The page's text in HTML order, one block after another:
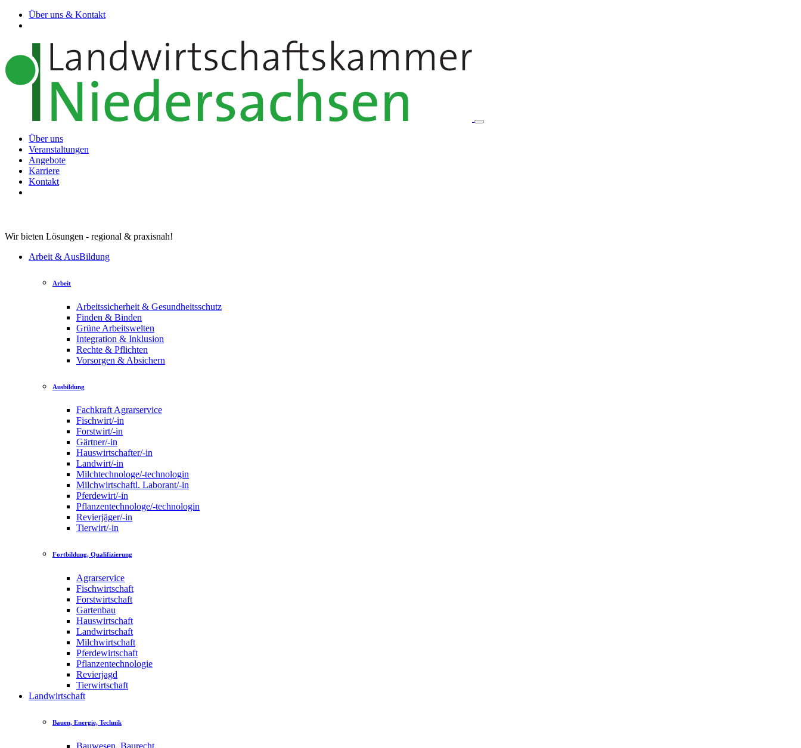
Über uns & Kontakt
Über uns
Veranstaltungen
Angebote
Karriere
Kontakt
Wir bieten Lösungen - regional & praxisnah!
Arbeit & AusBildung
Arbeit
Arbeitssicherheit & Gesundheitsschutz
Finden & Binden
Grüne Arbeitswelten
Integration & Inklusion
Rechte & Pflichten
Vorsorgen & Absichern
Ausbildung
Fachkraft Agrarservice
Fischwirt/-in
Forstwirt/-in
Gärtner/-in
Hauswirtschafter/-in
Landwirt/-in
Milchtechnologe/-technologin
Milchwirtschaftl. Laborant/-in
Pferdewirt/-in
Pflanzentechnologe/-technologin
Revierjäger/-in
Tierwirt/-in
Fortbildung, Qualifizierung
Agrarservice
Fischwirtschaft
Forstwirtschaft
Gartenbau
Hauswirtschaft
Landwirtschaft
Milchwirtschaft
Pferdewirtschaft
Pflanzentechnologie
Revierjagd
Tierwirtschaft
Landwirtschaft
Bauen, Energie, Technik